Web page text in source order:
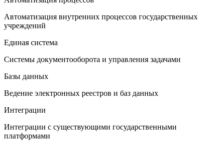
Автоматизация внутренних процессов государственных
учреждений
Единая система
Системы документооборота и управления задачами
Базы данных
Ведение электронных реестров и баз данных
Интеграции
Интеграции с существующими государственными
платформами